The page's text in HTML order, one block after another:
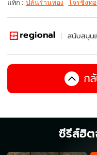
แท็ก : ปล้นร้านทอง โจรชิงท
สนับสนุน
ก
ซีรีส์ฮิต